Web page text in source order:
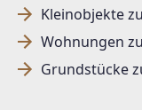
Kleinobjekte
Wohnungen
Grundstücke